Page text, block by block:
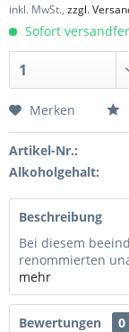
inkl. MwSt., zzgl.
Sofort
Merken
Artikel-Nr.:
Alkoholgehalt:
Beschreibung
Bei diesem
renommierten
mehr
Bewertungen
0